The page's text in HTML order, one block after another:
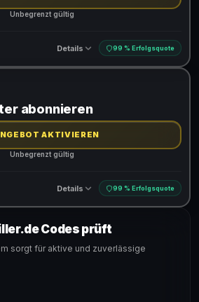
Unbegrenzt gültig
Details 99 % Erfolgsquote
Produkte
abonnieren
AKTIVIEREN
Unbegrenzt gültig
Details 99 % Erfolgsquote
Produkte
Codes prüft
sorgt für aktive und zuverlässige